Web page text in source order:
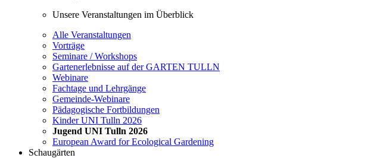
Unsere Veranstaltungen im Überblick
Alle Veranstaltungen
Vorträge
Seminare / Workshops
Gartenerlebnisse auf der GARTEN TULLN
Webinare
Fachtage und Lehrgänge
Gemeinde-Webinare
Pädagogische Fortbildungen
Kinder UNI Tulln 2026
Jugend UNI Tulln 2026
European Award for Ecological Gardening
Schaugärten